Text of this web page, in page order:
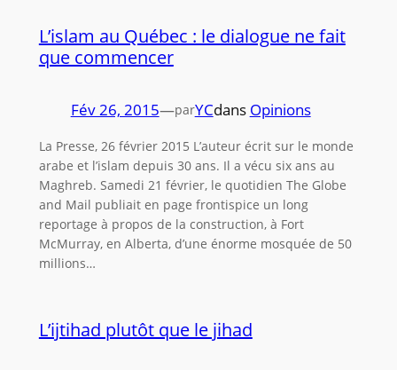
L’islam au Québec : le dialogue ne fait
que commencer
Fév 26, 2015—parYCdans Opinions
La Presse, 26 février 2015 L’auteur écrit sur le monde
arabe et l’islam depuis 30 ans. Il a vécu six ans au
Maghreb. Samedi 21 février, le quotidien The Globe
and Mail publiait en page frontispice un long
reportage à propos de la construction, à Fort
McMurray, en Alberta, d’une énorme mosquée de 50
millions…
L’ijtihad plutôt que le jihad